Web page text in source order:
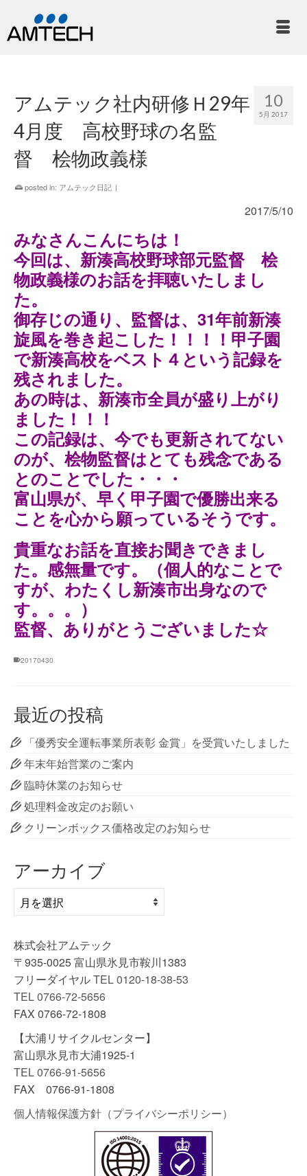
10
5月 2017
アムテック社内研修Ｈ29年
4月度 高校野球の名監
督 桧物政義様
posted in: アムテック日記 |
2017/5/10
みなさんこんにちは！
今回は、新湊高校野球部元監督 桧
物政義様のお話を拝聴いたしまし
た。
御存じの通り、監督は、31年前新湊
旋風を巻き起こした！！！！甲子園
で新湊高校をベスト４という記録を
残されました。
あの時は、新湊市全員が盛り上がり
ました！！！
この記録は、今でも更新されてない
のが、桧物監督はとても残念である
とのことでした・・・
富山県が、早く甲子園で優勝出来る
ことを心から願っているそうです。
貴重なお話を直接お聞きできまし
た。感無量です。（個人的なことで
すが、わたくし新湊市出身なので
す。。。）
監督、ありがとうございました☆
20170430
最近の投稿
「優秀安全運転事業所表彰 金賞」を受賞いたしました
年末年始営業のご案内
臨時休業のお知らせ
処理料金改定のお願い
クリーンボックス価格改定のお知らせ
アーカイブ
ア
ー
イ
ブ
株式会社アムテック
〒935-0025 富山県氷見市鞍川1383
フリーダイヤルTEL 0120-18-38-53
TEL 0766-72-5656
FAX 0766-72-1808
【大浦リサイクルセンター】
富山県氷見市大浦1925-1
TEL 0766-91-5656
FAX 0766-91-1808
個人情報保護方針（プライバシーポリシー）